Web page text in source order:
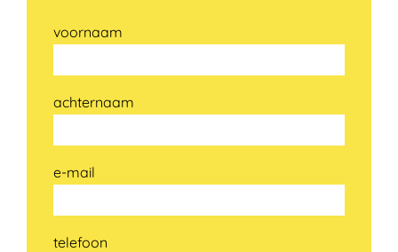
voornaam
achternaam
e-mail
telefoon